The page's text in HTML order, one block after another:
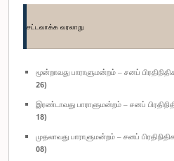
சட்டவாக்க வரலாறு
மூன்றாவது பாராளுமன்றம் – சனப்
26)
இரண்டாவது பாராளுமன்றம் – சனப்
18)
முதலாவது பாராளுமன்றம் – சனப்
08)